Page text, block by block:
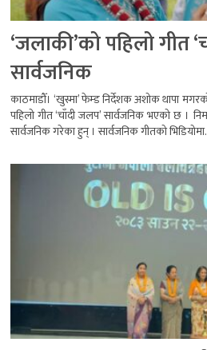
‘जलाकी’को पहिलो गीत
सार्वजनिक
काठमाडौँ। ‘खुस्मा’ फेम्ड निर्देशक अशोक थापा
पहिलो गीत ‘चाँदी जलप’ सार्वजनिक भएको छ ।
सार्वजनिक गरेका हुन् । सार्वजनिक गीतको